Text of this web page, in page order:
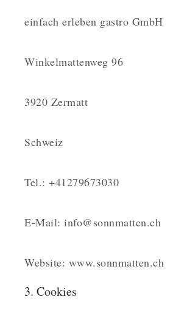
einfach erleben gastro GmbH
Winkelmattenweg 96
3920 Zermatt
Schweiz
Tel.: +41279673030
E-Mail: info@sonnmatten.ch
Website: www.sonnmatten.ch
3. Cookies